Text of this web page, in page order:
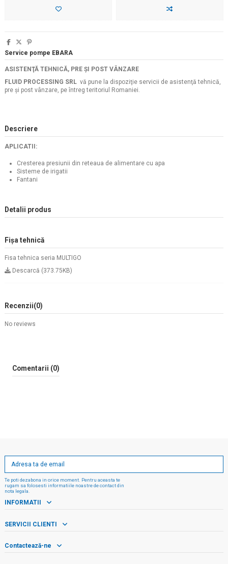
Service pompe EBARA
ASISTENŢĂ TEHNICĂ, PRE ŞI POST VÂNZARE
FLUID PROCESSING SRL vă pune la dispoziţie servicii de asistenţă tehnică,
pre şi post vânzare, pe întreg teritoriul Romaniei.
Descriere
APLICATII:
Cresterea presiunii din reteaua de alimentare cu apa
Sisteme de irigatii
Fantani
Detalii produs
Fișa tehnică
Fisa tehnica seria MULTIGO
Descarcă (373.75KB)
Recenzii(0)
No reviews
Comentarii (0)
Te poti dezabona in orice moment. Pentru aceasta te
rugam sa folosesti informatiile noastre de contact din
nota legala.
INFORMATII
SERVICII CLIENTI
Contactează-ne